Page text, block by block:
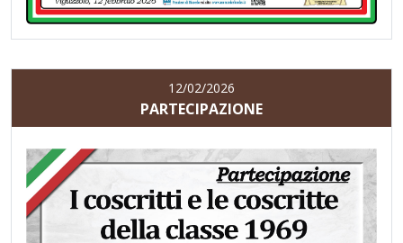
12/02/2026
PARTECIPAZIONE